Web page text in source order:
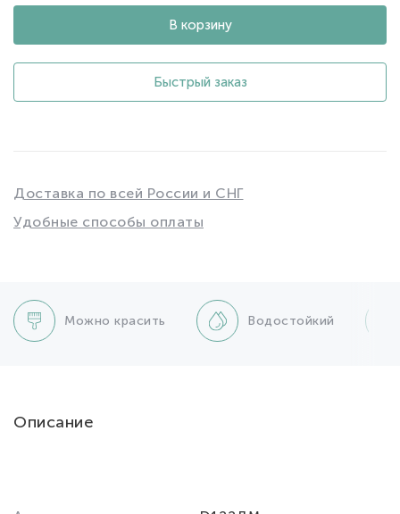
В корзину
Быстрый заказ
Доставка по всей России и СНГ
Удобные способы оплаты
Можно красить Водостойкий
Описание